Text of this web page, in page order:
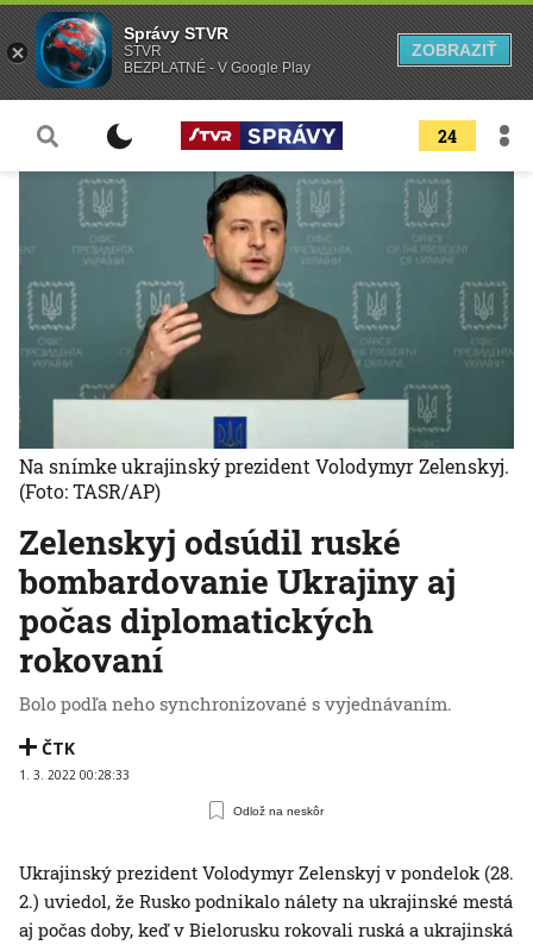
24
Zelenskyj odsúdil ruské
bombardovanie Ukrajiny aj
počas diplomatických
rokovaní
Bolo podľa neho synchronizované s vyjednávaním.
ČTK
1. 3. 2022 00:28:33
Odlož na neskôr
Na snímke ukrajinský prezident Volodymyr Zelenskyj.
(Foto: TASR/AP)
Ukrajinský prezident Volodymyr Zelenskyj v pondelok (28.
2.) uviedol, že Rusko podnikalo nálety na ukrajinské mestá
aj počas doby, keď v Bielorusku rokovali ruská a ukrajinská
Správy STVR
STVR
BEZPLATNÉ - V Google Play
ZOBRAZIŤ